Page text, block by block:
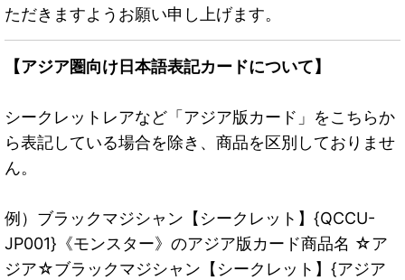
ただきますようお願い申し上げます。
【アジア圏向け日本語表記カードについて】
シークレットレアなど「アジア版カード」をこちらか
ら表記している場合を除き、商品を区別しておりませ
ん。
例）ブラックマジシャン【シークレット】{QCCU-
JP001}《モンスター》のアジア版カード商品名 ☆ア
ジア☆ブラックマジシャン【シークレット】{アジア